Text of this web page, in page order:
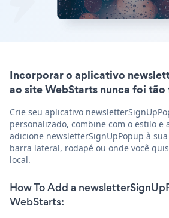
Incorporar o aplicativo
ao site WebStarts nunca foi
Crie seu aplicativo
personalizado, combine com o estilo e
adicione newsletterSignUpPopup à
barra lateral, rodapé ou onde você
local.
How To Add a
WebStarts: